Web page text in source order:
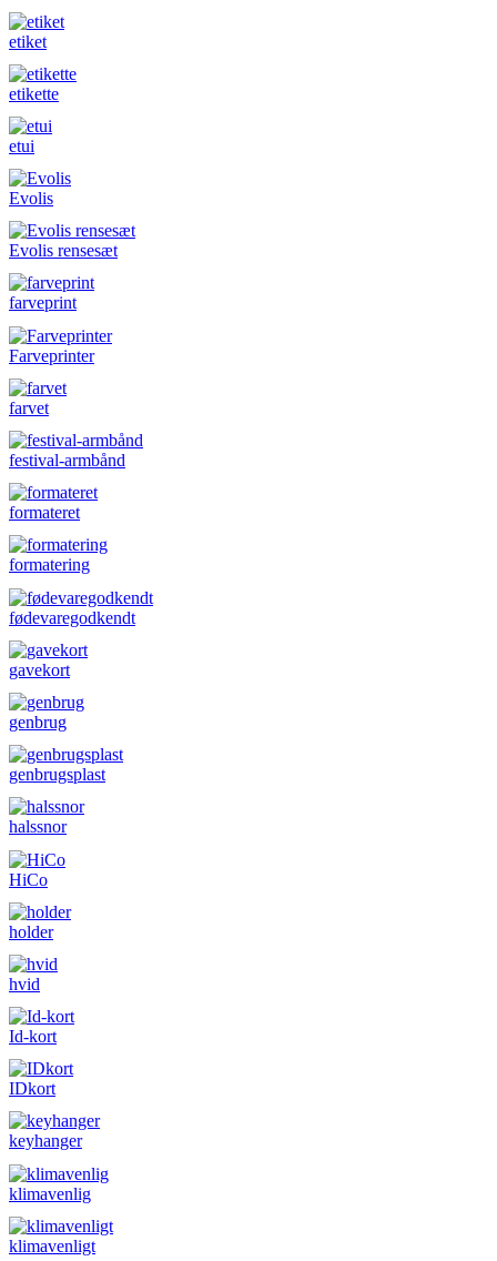
etiket
etikette
etui
Evolis
Evolis rensesæt
farveprint
Farveprinter
farvet
festival-armbånd
formateret
formatering
fødevaregodkendt
gavekort
genbrug
genbrugsplast
halssnor
HiCo
holder
hvid
Id-kort
IDkort
keyhanger
klimavenlig
klimavenligt